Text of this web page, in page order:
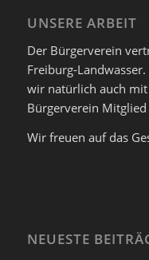
UNSERE ARBEIT
Der Bürgerverein
Freiburg-
wir natürlich auch
Bürgerverein Mitglied
Wir freuen auf das
NEUESTE